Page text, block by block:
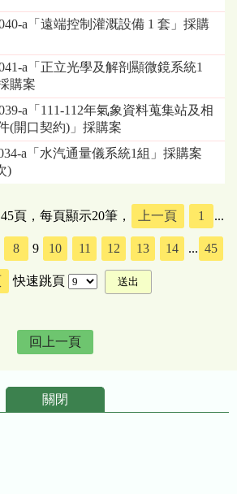
a「遠端控制灌溉設備 1 套」採購
a「正立光學及解剖顯微鏡系統1
購案
a「111-112年氣象資料蒐集站及相
(開口契約)」採購案
a「水汽通量儀系統1組」採購案
)
45頁，每頁顯示20筆， 上一頁 1 ...
8 9 10 11 12 13 14 ... 45
快速跳頁
回上一頁
關閉